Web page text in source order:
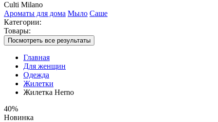
Culti Milano
Ароматы для дома Мыло Саше
Категории:
Товары:
Посмотреть все результаты
Главная
Для женщин
Одежда
Жилетки
Жилетка Herno
40%
Новинка